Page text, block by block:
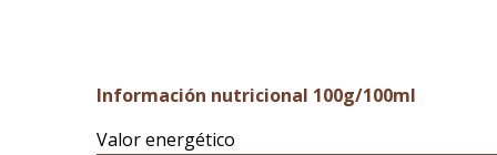
Información nutricional 100g/100ml
Valor energético